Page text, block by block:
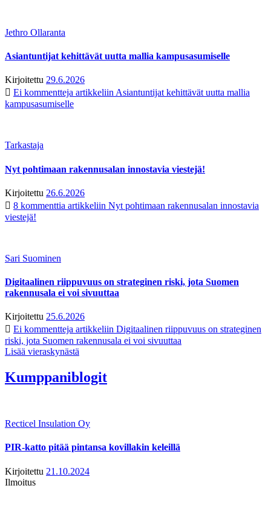
Jethro Ollaranta
Asiantuntijat kehittävät uutta mallia kampusasumiselle
Kirjoitettu 29.6.2026
Ei kommentteja artikkeliin Asiantuntijat kehittävät uutta mallia
kampusasumiselle
Tarkastaja
Nyt pohtimaan rakennusalan innostavia viestejä!
Kirjoitettu 26.6.2026
8 kommenttia artikkeliin Nyt pohtimaan rakennusalan innostavia
viestejä!
Sari Suominen
Digitaalinen riippuvuus on strateginen riski, jota Suomen
rakennusala ei voi sivuuttaa
Kirjoitettu 25.6.2026
Ei kommentteja artikkeliin Digitaalinen riippuvuus on strateginen
riski, jota Suomen rakennusala ei voi sivuuttaa
Lisää vieraskynästä
Kumppaniblogit
Recticel Insulation Oy
PIR-katto pitää pintansa kovillakin keleillä
Kirjoitettu 21.10.2024
Ilmoitus